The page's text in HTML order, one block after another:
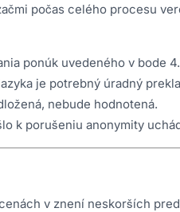
počas celého procesu
ponúk uvedeného v bode
je potrebný úradný
nebude hodnotená.
k porušeniu anonymity
v znení neskorších